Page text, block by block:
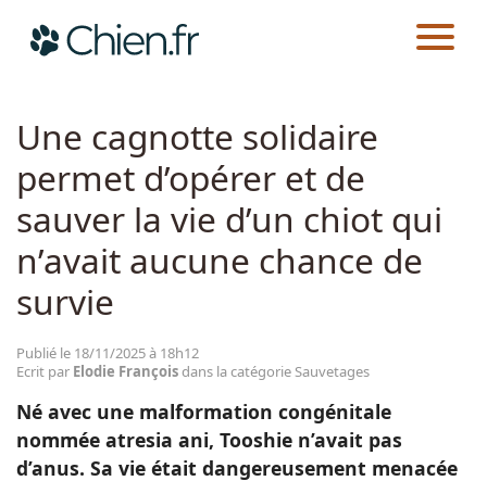
Races
CHIEN.FR ACTUALITÉS
Une cagnotte solidaire
permet d’opérer et de
sauver la vie d’un chiot qui
n’avait aucune chance de
survie
Publié le 18/11/2025 à 18h12
Ecrit par Elodie Françoisdans la catégorie Sauvetages
Né avec une malformation congénitale
nommée atresia ani, Tooshie n’avait pas
d’anus. Sa vie était dangereusement menacée